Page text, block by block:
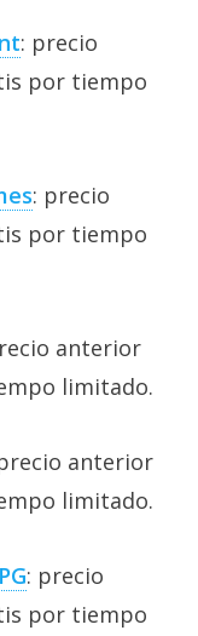
: precio
por tiempo
: precio
por tiempo
anterior
limitado.
anterior
limitado.
: precio
por tiempo